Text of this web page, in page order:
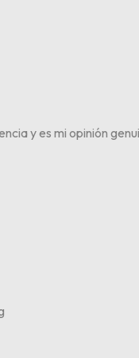
y es mi opinión